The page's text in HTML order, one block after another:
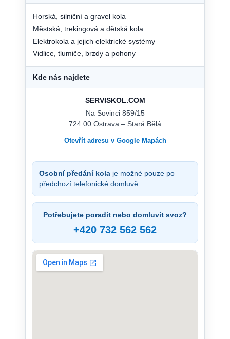
Horská, silniční a gravel kola
Městská, trekingová a dětská kola
Elektrokola a jejich elektrické systémy
Vidlice, tlumiče, brzdy a pohony
Kde nás najdete
SERVISKOL.COM
Na Sovinci 859/15
724 00 Ostrava – Stará Bělá
Otevřít adresu v Google Mapách
Osobní předání kola je možné pouze po
předchozí telefonické domluvě.
Potřebujete poradit nebo domluvit svoz?
+420 732 562 562